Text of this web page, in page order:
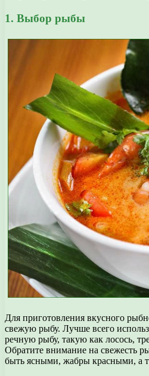
1. Выбор рыбы
Для приготовления вкусного
свежую рыбу. Лучше всего
речную рыбу, такую как лосось,
Обратите внимание на свежесть
быть ясными, жабры красными, а